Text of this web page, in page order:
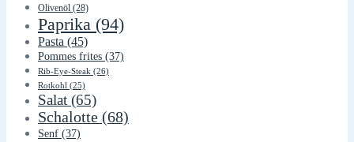
Olivenöl (28)
Paprika (94)
Pasta (45)
Pommes frites (37)
Rib-Eye-Steak (26)
Rotkohl (25)
Salat (65)
Schalotte (68)
Senf (37)